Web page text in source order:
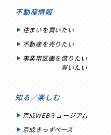
不動産情報
住まいを買いたい
不動産を売りたい
事業用区画を借りたい
買いたい
知る／楽しむ
京成WEBミュージアム
京成きっずベース